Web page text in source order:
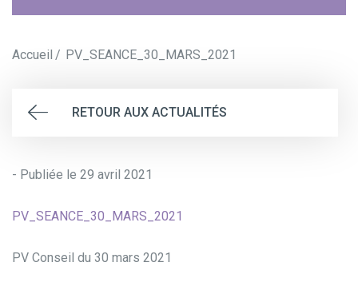
Accueil PV_SEANCE_30_MARS_2021
RETOUR AUX ACTUALITÉS
- Publiée le 29 avril 2021
PV_SEANCE_30_MARS_2021
PV Conseil du 30 mars 2021